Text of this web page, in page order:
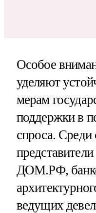
Особое
уделяют
мерам
поддержки в
спроса. Среди
ДОМ.РФ,
ведущих